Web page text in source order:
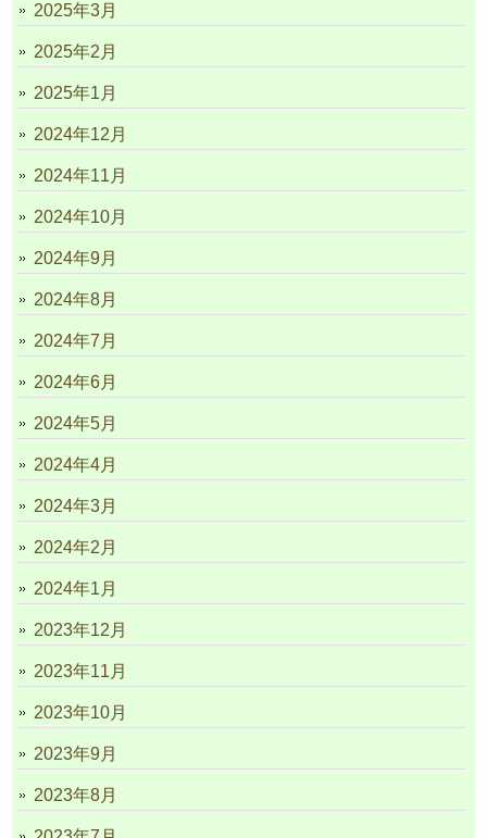
2025年3月
2025年2月
2025年1月
2024年12月
2024年11月
2024年10月
2024年9月
2024年8月
2024年7月
2024年6月
2024年5月
2024年4月
2024年3月
2024年2月
2024年1月
2023年12月
2023年11月
2023年10月
2023年9月
2023年8月